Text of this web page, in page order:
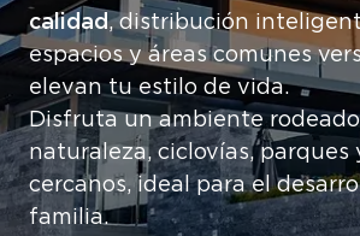
calidad, distribución
espacios y áreas comunes
elevan tu estilo de vida.
Disfruta un ambiente
naturaleza, ciclovías, parques
cercanos, ideal para el
familia.